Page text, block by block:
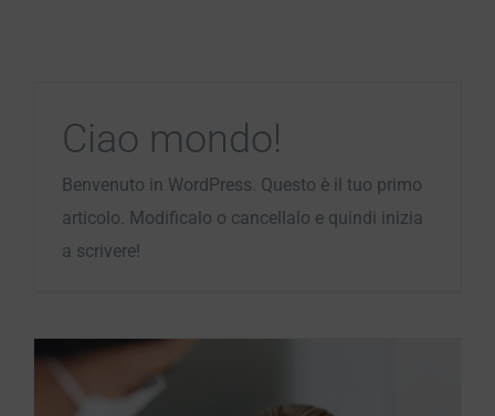
Ciao mondo!
Benvenuto in WordPress. Questo è il tuo primo
articolo. Modificalo o cancellalo e quindi inizia
a scrivere!